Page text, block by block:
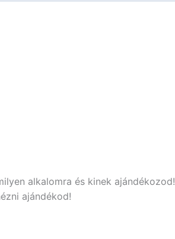
alkalomra és kinek ajándékozod!
ajándékod!